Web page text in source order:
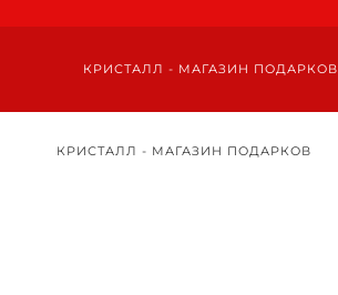
КРИСТАЛЛ - МАГАЗИН ПОДАРКОВ
КРИСТАЛЛ - МАГАЗИН ПОДАРКОВ